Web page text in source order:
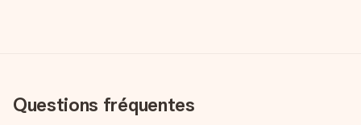
Questions fréquentes